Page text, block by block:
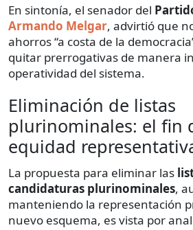
En sintonía, el senador del
Armando Melgar, advirtió que
ahorros “a costa de la
quitar prerrogativas de manera
operatividad del sistema.
Eliminación de listas
plurinominales: el fin
equidad
La propuesta para eliminar las
candidaturas plurinominales,
manteniendo la representación
nuevo esquema, es vista por